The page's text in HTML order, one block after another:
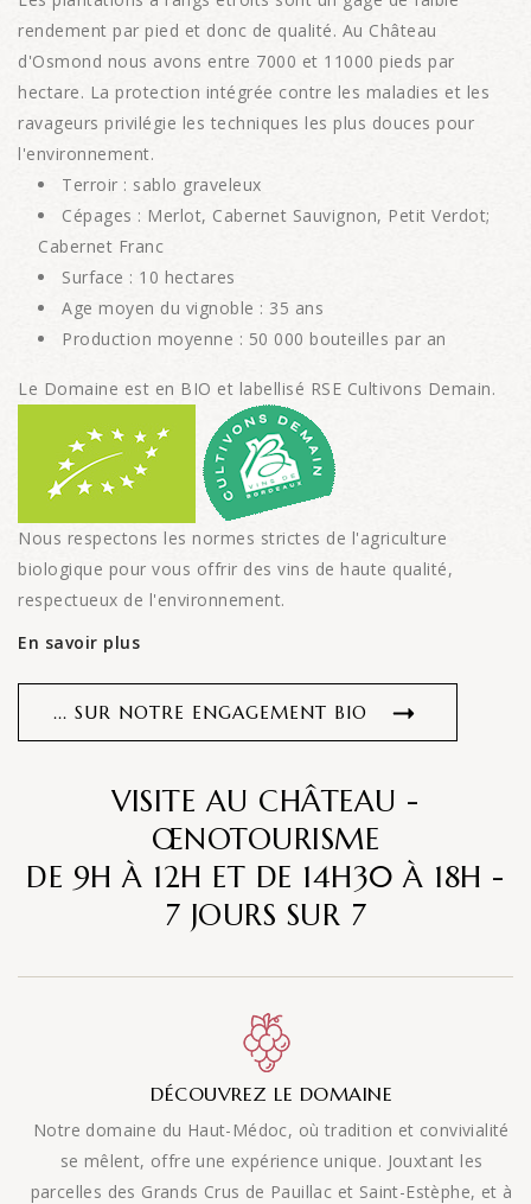
rendement par pied et donc de qualité. Au Château
d'Osmond nous avons entre 7000 et 11000 pieds par
hectare. La protection intégrée contre les maladies et les
ravageurs privilégie les techniques les plus douces pour
l'environnement.
Terroir : sablo graveleux
Cépages : Merlot, Cabernet Sauvignon, Petit Verdot;
Cabernet Franc
Surface : 10 hectares
Age moyen du vignoble : 35 ans
Production moyenne : 50 000 bouteilles par an
Le Domaine est en BIO et labellisé RSE Cultivons Demain.
Nous respectons les normes strictes de l'agriculture
biologique pour vous offrir des vins de haute qualité,
respectueux de l'environnement.
En savoir plus
... SUR NOTRE ENGAGEMENT BIO
VISITE AU CHÂTEAU -
ŒNOTOURISME
DE 9H À 12H ET DE 14H30 À 18H -
7 JOURS SUR 7
DÉCOUVREZ LE DOMAINE
Notre domaine du Haut-Médoc, où tradition et convivialité
se mêlent, offre une expérience unique. Jouxtant les
parcelles des Grands Crus de Pauillac et Saint-Estèphe, et à